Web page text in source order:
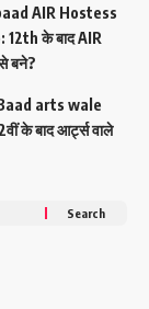
AIR Hostess
12th के बाद AIR
बने?
arts wale
के बाद आर्ट्स वाले